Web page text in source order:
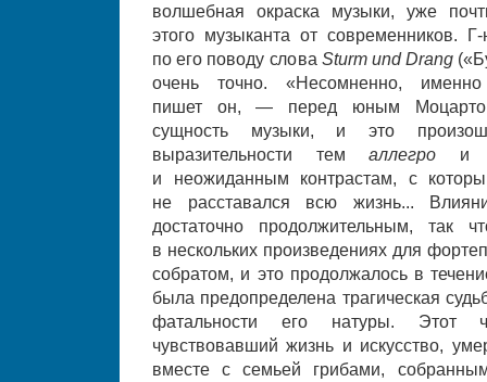
волшебная окраска музыки, уже
этого музыканта от современников.
по его поводу слова Sturm und Drang
очень точно. «Несомненно,
пишет он, — перед юным Моцартом
сущность музыки, и это
выразительности тем аллегро и
и неожиданным контрастам, с
не расставался всю жизнь...
достаточно продолжительным, так
в нескольких произведениях для
собратом, и это продолжалось в
была предопределена трагическая
фатальности его натуры. Этот
чувствовавший жизнь и искусство,
вместе с семьей грибами,